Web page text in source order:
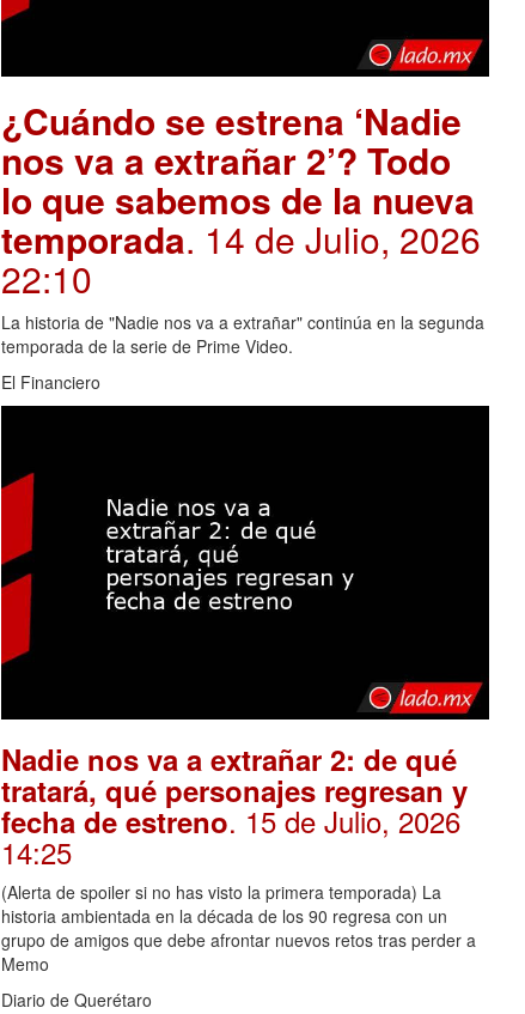
¿Cuándo se estrena ‘Nadie
nos va a extrañar 2’? Todo
lo que sabemos de la nueva
temporada. 14 de Julio, 2026
22:10
La historia de "Nadie nos va a extrañar" continúa en la segunda
temporada de la serie de Prime Video.
El Financiero
Nadie nos va a extrañar 2: de qué
tratará, qué personajes regresan y
fecha de estreno. 15 de Julio, 2026
14:25
(Alerta de spoiler si no has visto la primera temporada) La
historia ambientada en la década de los 90 regresa con un
grupo de amigos que debe afrontar nuevos retos tras perder a
Memo
Diario de Querétaro